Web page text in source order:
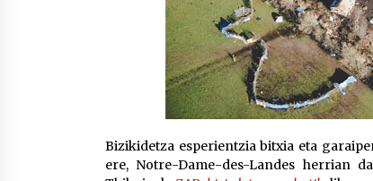
Bizikidetza esperientzia bitxia eta
ere, Notre-Dame-des-Landes herrian